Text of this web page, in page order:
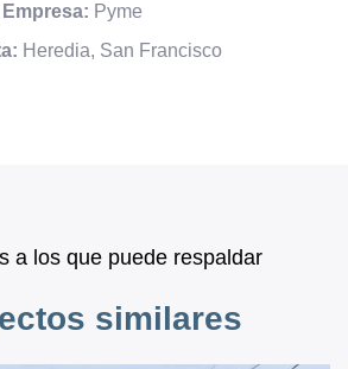
Pyme
Heredia, San Francisco
a los que puede respaldar
similares